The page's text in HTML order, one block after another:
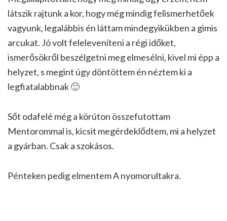
látszik rajtunk a kor, hogy még mindig felismerhetőek
vagyunk, legalábbis én láttam mindegyikükben a gimis
arcukat. Jó volt feleleveníteni a régi időket,
ismerősökről beszélgetni meg elmesélni, kivel mi épp a
helyzet, s megint úgy döntöttem én néztem ki a
legfiatalabbnak 🙂
Sőt odafelé még a körúton összefutottam
Mentorommal is, kicsit megérdeklődtem, mi a helyzet
a gyárban. Csak a szokásos.
Pénteken pedig elmentem A nyomorultakra.